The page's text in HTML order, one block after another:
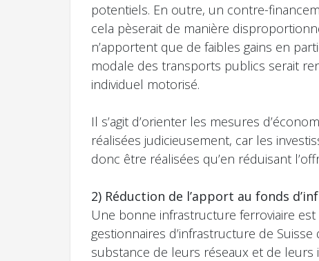
potentiels. En outre, un contre-
cela pèserait de manière
n’apportent que de faibles gains en
modale des transports publics serait
individuel motorisé.
Il s’agit d’orienter les mesures
réalisées judicieusement, car les
donc être réalisées qu’en réduisant
2) Réduction de l’apport au fonds
Une bonne infrastructure ferroviaire
gestionnaires d’infrastructure de
substance de leurs réseaux et de